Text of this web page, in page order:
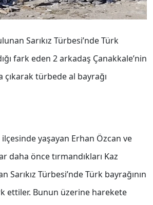
Sarıkız Türbesi’nde Türk
fark eden 2 arkadaş Çanakkale’nin
çıkarak türbede al bayrağı
ilçesinde yaşayan Erhan Özcan ve
daha önce tırmandıkları Kaz
Sarıkız Türbesi’nde Türk bayrağının
ettiler. Bunun üzerine harekete